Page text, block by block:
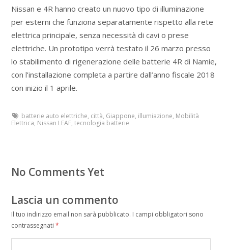
Nissan e 4R hanno creato un nuovo tipo di illuminazione
per esterni che funziona separatamente rispetto alla rete
elettrica principale, senza necessità di cavi o prese
elettriche. Un prototipo verrà testato il 26 marzo presso
lo stabilimento di rigenerazione delle batterie 4R di Namie,
con l’installazione completa a partire dall’anno fiscale 2018
con inizio il 1 aprile.
batterie auto elettriche, città, Giappone, illumiazione, Mobilità
Elettrica, Nissan LEAF, tecnologia batterie
No Comments Yet
Lascia un commento
Il tuo indirizzo email non sarà pubblicato. I campi obbligatori sono
contrassegnati *